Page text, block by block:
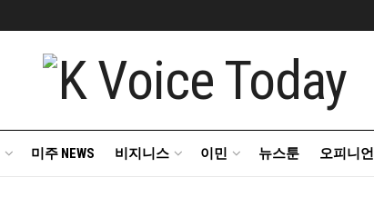
미주 NEWS 비지니스 이민 뉴스툰 오피니언